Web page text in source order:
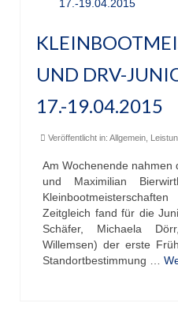
UND DRV-
17.-19.04.2015
Veröffentlicht in: Allgemein
Am Wochenende nahmen
und Maximilian
Zeitgleich fand für die
Schäfer, Michaela
Willemsen) der erste
Standortbestimmung …